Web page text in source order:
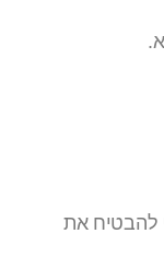
להבטיח את